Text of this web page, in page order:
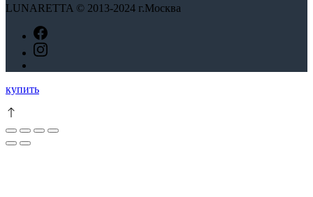
LUNARETTA © 2013-2024 г.Москва
купитьЭтот
несколько